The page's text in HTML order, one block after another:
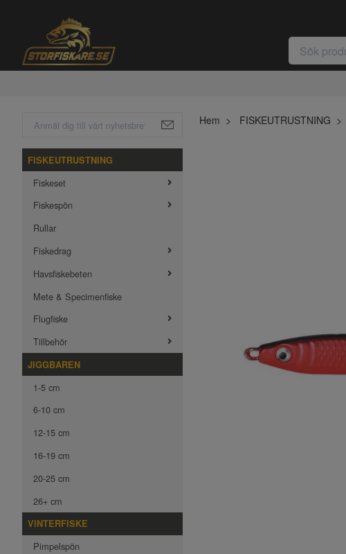
FISKEUTRUSTNING
Fiskeset
Fiskespön
Rullar
Fiskedrag
Havsfiskebeten
Mete & Specimenfiske
Flugfiske
Tillbehör
JIGGBAREN
1-5 cm
6-10 cm
12-15 cm
16-19 cm
20-25 cm
26+ cm
VINTERFISKE
Pimpelspön
Hem FISKEUTRUSTNING